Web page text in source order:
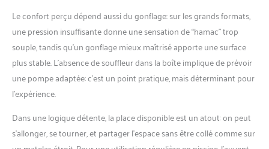
Le confort perçu dépend aussi du gonflage: sur les grands formats,
une pression insuffisante donne une sensation de “hamac” trop
souple, tandis qu’un gonflage mieux maîtrisé apporte une surface
plus stable. L’absence de souffleur dans la boîte implique de prévoir
une pompe adaptée: c’est un point pratique, mais déterminant pour
l’expérience.
Dans une logique détente, la place disponible est un atout: on peut
s’allonger, se tourner, et partager l’espace sans être collé comme sur